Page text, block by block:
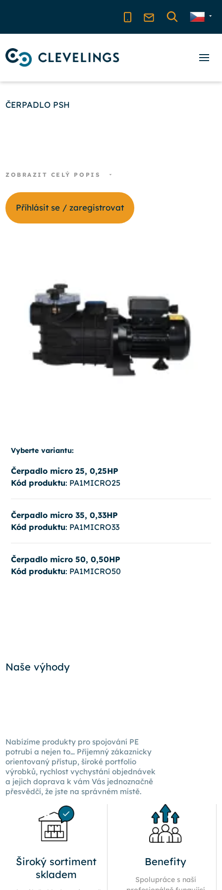
ČERPADLO PSH
ZOBRAZIT CELÝ POPIS
Příhlásit se / zaregistrovat
Vyberte variantu:
Čerpadlo micro 25, 0,25HP
Kód produktu: PA1MICRO25
Čerpadlo micro 35, 0,33HP
Kód produktu: PA1MICRO33
Čerpadlo micro 50, 0,50HP
Kód produktu: PA1MICRO50
Naše výhody
Nabízíme produkty pro spojování PE
potrubí a nejen to… Příjemný zákaznicky
orientovaný přístup, široké portfolio
výrobků, rychlost vychystání objednávek
a jejich doprava kvám Vás jednoznačně
přesvědčí, že jste na správném místě.
Široký sortiment
skladem
Benefity
Spolupráce s naší